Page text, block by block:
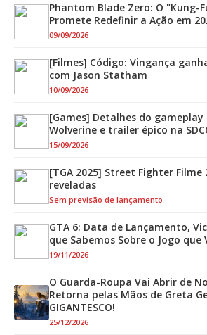
Phantom Blade Zero: O "Kung-
Promete Redefinir a Ação em
09/09/2026
[Filmes] Código: Vingança
com Jason Statham
10/09/2026
[Games] Detalhes do gameplay
Wolverine e trailer épico na
15/09/2026
[TGA 2025] Street Fighter Filme
reveladas
Sem previsão de lançamento
GTA 6: Data de Lançamento,
que Sabemos Sobre o Jogo
19/11/2026
O Guarda-Roupa Vai Abrir de
Retorna pelas Mãos de Greta
GIGANTESCO!
25/12/2026